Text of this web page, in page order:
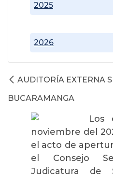
2025
2026
AUDITORÍA EXTERNA
BUCARAMANGA
Los
noviembre del
el acto de
el Consejo
Judicatura de